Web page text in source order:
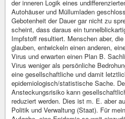
der inneren Logik eines
Autohäuser und Müllumladen
Gebotenheit der Dauer gar nicht zu
scheint, dass daraus ein
Impfstoff resultiert. Menschen aber,
glauben, entwickeln einen anderen,
Virus und erwarten einen Plan B.
Virus weniger als persönliche
eine gesellschaftliche und damit
epidemiologisch/statistische Sache.
Ansteckungsrisiko kann
reduziert werden. Dies ist m. E. aber
Politik und Verwaltung (Staat). Für